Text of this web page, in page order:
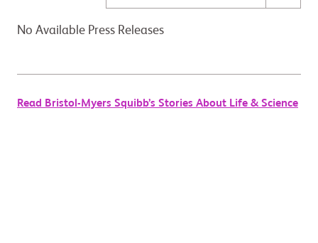
No Available Press Releases
Read Bristol-Myers Squibb’s Stories About Life & Science